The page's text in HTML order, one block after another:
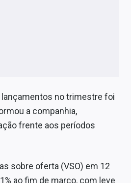
lançamentos no trimestre foi
a companhia,
frente aos períodos
sobre oferta (VSO) em 12
ao fim de março, com leve